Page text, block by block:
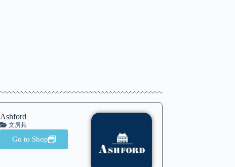
Ashford
文房具
Go to Shop